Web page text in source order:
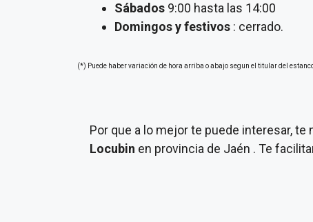
Sábados 9:00 hasta las 14:00
Domingos y festivos : cerrado.
(*) Puede haber variación de hora arriba o abajo segun el titular del
Por que a lo mejor te puede interesar,
Locubin en provincia de Jaén . Te